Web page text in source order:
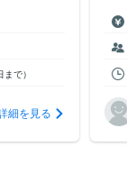
まで）
細を見る